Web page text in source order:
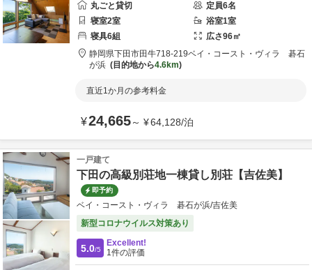
丸ごと貸切 定員6名
寝室2室 浴室1室
寝具6組 広さ96㎡
静岡県下田市田牛718-219ベイ・コースト・ヴィラ 碁石
が浜
目的地から4.6km
直近1か月の参考料金
¥24,665～ ¥64,128/泊
一戸建て
下田の高級別荘地一棟貸し別荘【吉佐美】
即予約
ベイ・コースト・ヴィラ 碁石が浜/吉佐美
新型コロナウイルス対策あり
5.0/5
Excellent!
1件の評価